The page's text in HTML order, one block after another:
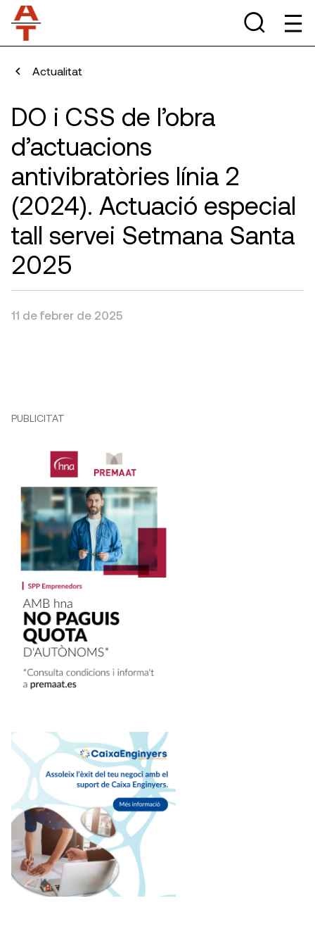
Actualitat
DO i CSS de l’obra
d’actuacions
antivibratòries línia 2
(2024). Actuació especial
tall servei Setmana Santa
2025
11 de febrer de 2025
PUBLICITAT